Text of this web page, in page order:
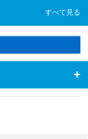
すべて見る